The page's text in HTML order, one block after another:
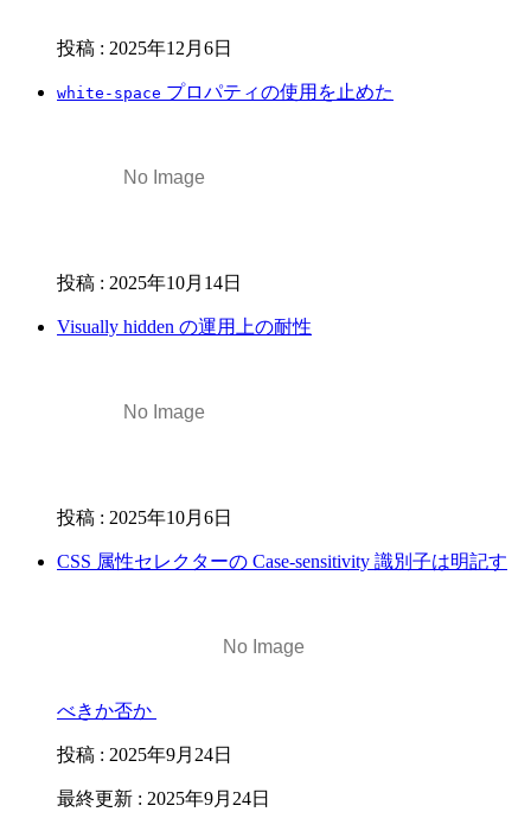
投稿 : 2025年12月6日
white-space プロパティの使用を止めた
投稿 : 2025年10月14日
Visually hidden の運用上の耐性
投稿 : 2025年10月6日
CSS 属性セレクターの Case-sensitivity 識別子は明記す
べきか否か
投稿 : 2025年9月24日
最終更新 : 2025年9月24日